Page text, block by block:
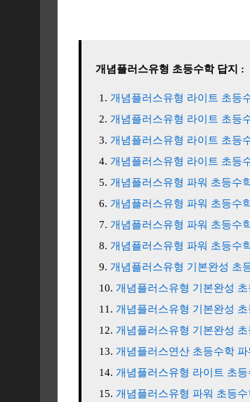
개념플러스유형 초등수학 답지 :
개념플러스유형 라이트 초등
개념플러스유형 라이트 초등
개념플러스유형 라이트 초등
개념플러스유형 라이트 초등
개념플러스유형 파워 초등수
개념플러스유형 파워 초등수
개념플러스유형 파워 초등수
개념플러스유형 파워 초등수
개념플러스유형 기본완성 초
개념플러스유형 기본완성
개념플러스유형 기본완성
개념플러스유형 기본완성
개념플러스연산 초등수학
개념플러스유형 라이트 초
개념플러스유형 파워 초등